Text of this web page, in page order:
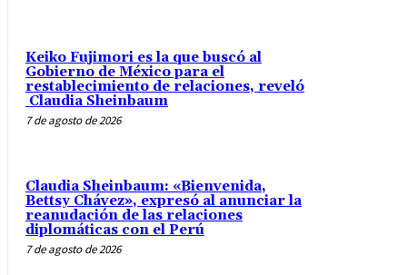
Keiko Fujimori es la que buscó al
Gobierno de México para el
restablecimiento de relaciones, reveló
Claudia Sheinbaum
7 de agosto de 2026
Claudia Sheinbaum: «Bienvenida,
Bettsy Chávez», expresó al anunciar la
reanudación de las relaciones
diplomáticas con el Perú
7 de agosto de 2026